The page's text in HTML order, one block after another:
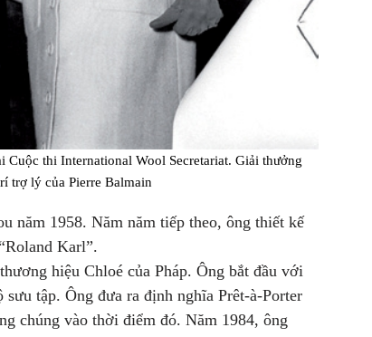
thi International Wool Secretariat. Giải thưởng
trợ lý của Pierre Balmain
năm 1958. Năm năm tiếp theo, ông thiết kế
Karl”.
hiệu Chloé của Pháp. Ông bắt đầu với
tập. Ông đưa ra định nghĩa Prêt-à-Porter
chúng vào thời điểm đó. Năm 1984, ông